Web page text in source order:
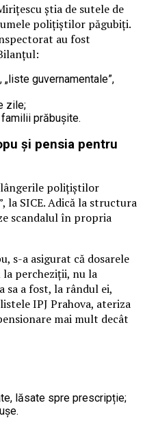
știa de sutele de
polițiștilor păgubiți.
au fost
guvernamentale”,
zile;
prăbușite.
și pensia pentru
polițiștilor
la SICE. Adică la structura
scandalul în propria
s-a asigurat că dosarele
percheziții, nu la
sa a fost, la rândul ei,
IPJ Prahova, ateriza
mai mult decât
lăsate spre prescripție;